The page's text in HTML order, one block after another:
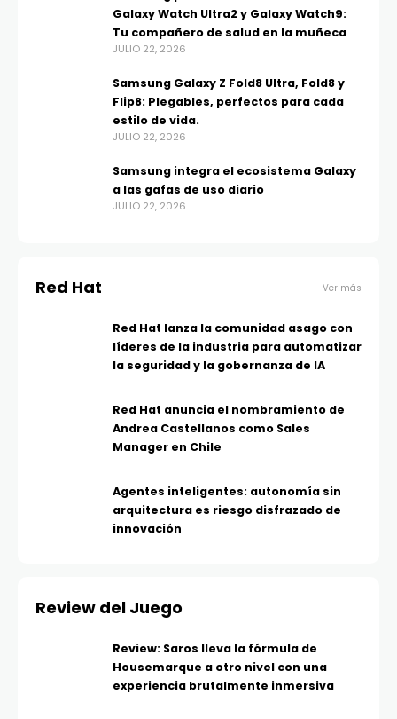
Galaxy Watch Ultra2 y Galaxy Watch9:
Tu compañero de salud en la muñeca
JULIO 22, 2026
Samsung Galaxy Z Fold8 Ultra, Fold8 y
Flip8: Plegables, perfectos para cada
estilo de vida.
JULIO 22, 2026
Samsung integra el ecosistema Galaxy
a las gafas de uso diario
JULIO 22, 2026
Red Hat Ver más
Red Hat lanza la comunidad asago con
líderes de la industria para automatizar
la seguridad y la gobernanza de IA
Red Hat anuncia el nombramiento de
Andrea Castellanos como Sales
Manager en Chile
Agentes inteligentes: autonomía sin
arquitectura es riesgo disfrazado de
innovación
Review del Juego
Review: Saros lleva la fórmula de
Housemarque a otro nivel con una
experiencia brutalmente inmersiva